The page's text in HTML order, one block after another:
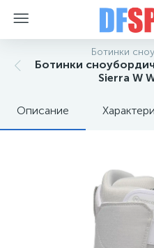
Ботинки
Ботинки
Sierra W
Описание